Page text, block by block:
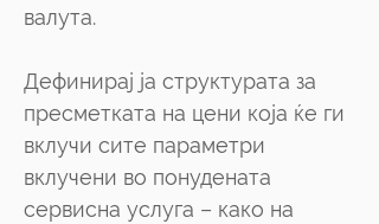
валута.
Дефинирај ја структурата за
пресметката на цени која ќе ги
вклучи сите параметри
вклучени во понудената
сервисна услуга – како на